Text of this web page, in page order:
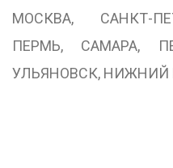
МОСКВА, САНКТ-
ПЕРМЬ, САМАРА,
УЛЬЯНОВСК, НИЖНИЙ